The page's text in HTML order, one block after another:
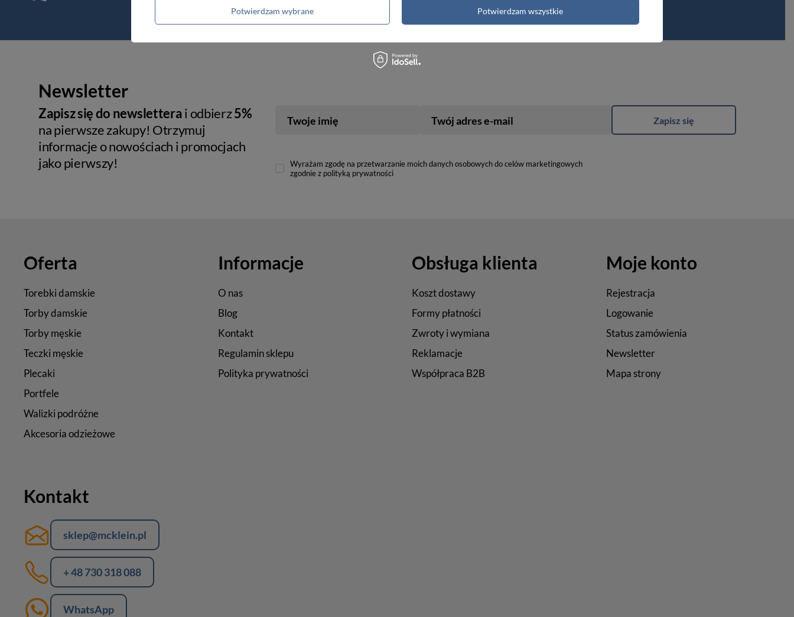
Newsletter
Zapisz się do newsletterai odbierz5%
na pierwsze zakupy! Otrzymuj
informacje o nowościach i promocjach
jako pierwszy!
Twoje imię Twój adres e-mail Zapisz się
Wyrażam zgodę na przetwarzanie moich danych osobowych do celów marketingowych
zgodnie z polityką prywatności
Oferta
Torebki damskie
Torby damskie
Torby męskie
Teczki męskie
Plecaki
Portfele
Walizki podróżne
Akcesoria odzieżowe
Informacje
O nas
Blog
Kontakt
Regulamin sklepu
Polityka prywatności
Obsługa klienta
Koszt dostawy
Formy płatności
Zwroty i wymiana
Reklamacje
Współpraca B2B
Moje konto
Rejestracja
Logowanie
Status zamówienia
Newsletter
Mapa strony
Kontakt
sklep@mcklein.pl
+ 48 730 318 088
WhatsApp
Potwierdzam wybrane Potwierdzam wszystkie